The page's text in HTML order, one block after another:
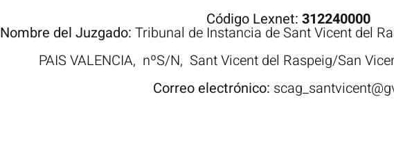
Código Lexnet: 312240000
Nombre del Juzgado: Tribunal de Instancia de Sant Vicent del
PAIS VALENCIA, nºS/N, Sant Vicent del Raspeig/San
Correo electrónico: